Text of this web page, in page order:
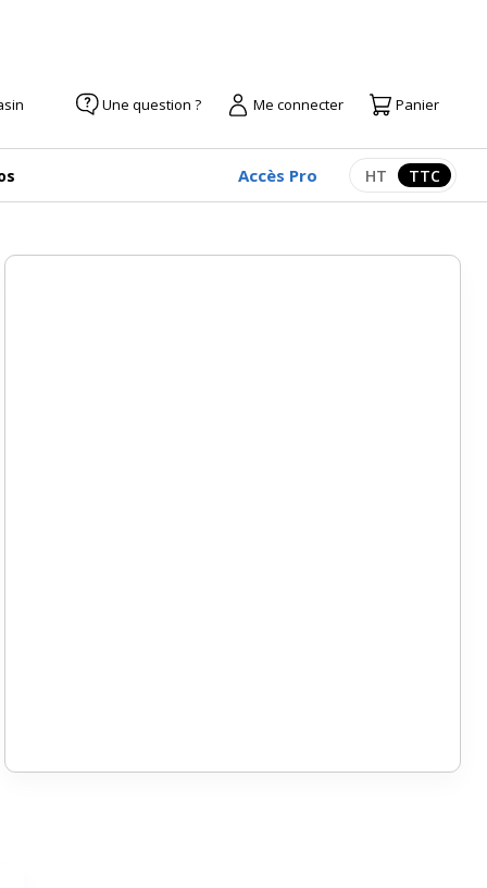
Une question ? Me connecter Panier
Accès Pro Afficher les
HT TTC